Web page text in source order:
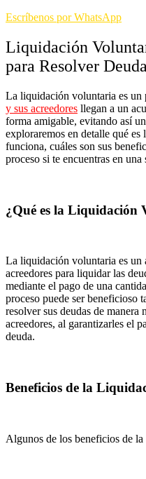
Escríbenos por WhatsApp
Liquidación
para Resolver
La liquidación voluntaria es un
y sus acreedores llegan a un
forma amigable, evitando así
exploraremos en detalle qué
funciona, cuáles son sus
proceso si te encuentras en
¿Qué es la Liquidación
La liquidación voluntaria es un
acreedores para liquidar las
mediante el pago de una
proceso puede ser beneficioso
resolver sus deudas de manera
acreedores, al garantizarles el
deuda.
Beneficios de la
Algunos de los beneficios de